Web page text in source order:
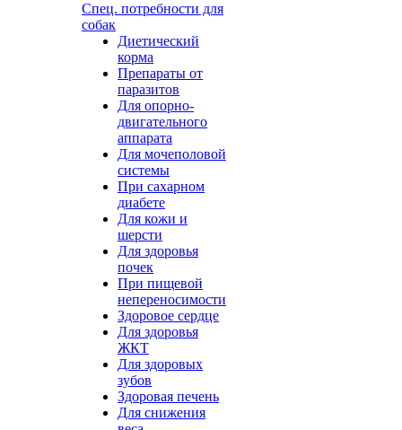
Спец. потребности для
собак
Диетический
корма
Препараты от
паразитов
Для опорно-
двигательного
аппарата
Для мочеполовой
системы
При сахарном
диабете
Для кожи и
шерсти
Для здоровья
почек
При пищевой
непереносимости
Здоровое сердце
Для здоровья
ЖКТ
Для здоровых
зубов
Здоровая печень
Для снижения